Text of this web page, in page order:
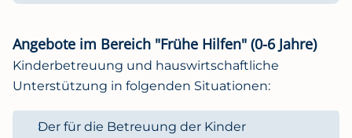
Angebote im Bereich "Frühe Hilfen" (0-6 Jahre)
Kinderbetreuung und hauswirtschaftliche
Unterstützung in folgenden Situationen:
Der für die Betreuung der Kinder